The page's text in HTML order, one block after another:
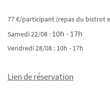
77 €/participant (repas du bistrot
Samedi 22/08 : 10h - 17h
Vendredi 28/08 : 10h - 17h
Lien de réservation